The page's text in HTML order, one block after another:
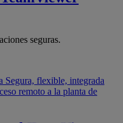
seguras.
Segura, flexible, integrada
remoto a la planta de